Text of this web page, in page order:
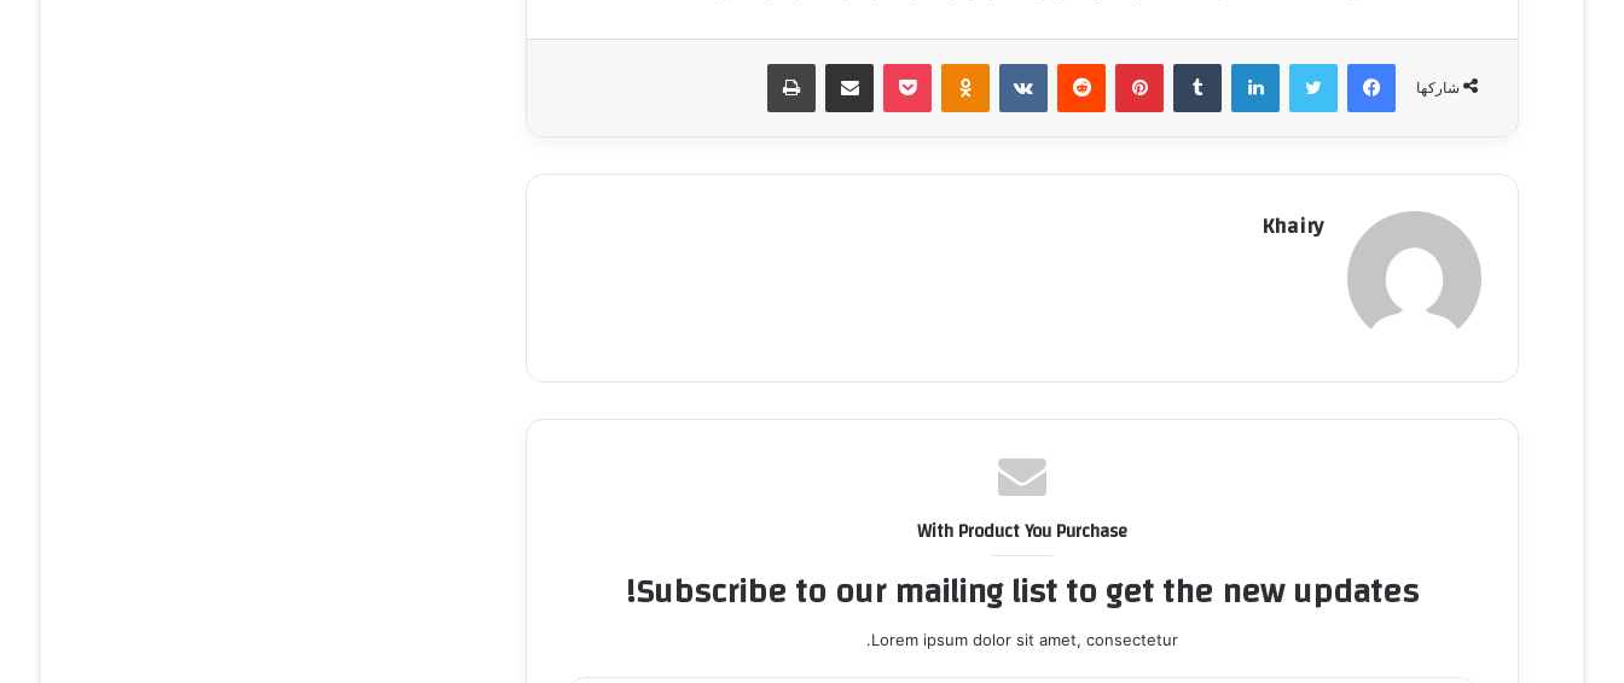
شاركها
فيسبوك تويتر لينكدإن ‏Tumblr بينتيريست ‏Reddit
‏VKontakte
Odnoklassniki بوكيت مشاركة عبر البريد طباعة
Khairy
With Product You Purchase
Subscribe to our mailing list to get the new updates!
Lorem ipsum dolor sit amet, consectetur.